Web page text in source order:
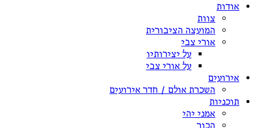
אודות
צוות
המועצה הציבורית
אורי צבי
על יצירותיו
על אורי צבי
אירועים
השכרת אולם / חדר אירועים
תוכניות
אמני יהי
הכור